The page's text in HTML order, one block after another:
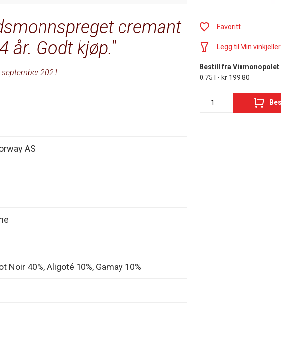
cremant
år. Godt kjøp.
2021
AS
Noir 40%, Aligoté 10%, Gamay 10%
Favoritt
Legg til Min vinkjeller
Bestill fra Vinmonopolet
0.75 l - kr 199.80